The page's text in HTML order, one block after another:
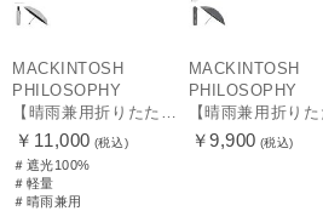
MACKINTOSH
PHILOSOPHY
【晴雨兼用折りたたみ日傘】マッキントッシュ フィロソフィー (MACKINTOSH PHILOSOPHY) バーブレラ サンプロテクト（SUNPROTECT）自動開閉 遮光100
￥11,000 (税込)
＃遮光100%
＃軽量
＃晴雨兼用
MACKINTOSH
PHILOSOPHY
￥9,900 (税込)